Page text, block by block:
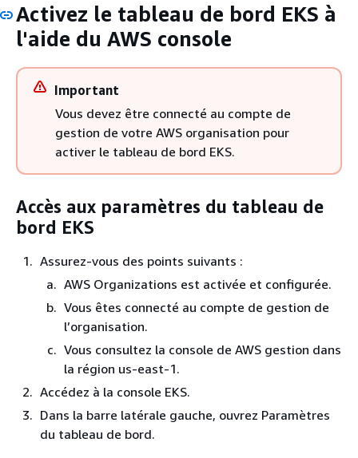
Activez le tableau de bord EKS à
l'aide du AWS console
Important
Vous devez être connecté au compte de
gestion de votre AWS organisation pour
activer le tableau de bord EKS.
Accès aux paramètres du tableau de
bord EKS
Assurez-vous des points suivants :
AWS Organizations est activée et configurée.
Vous êtes connecté au compte de gestion de
l’organisation.
Vous consultez la console de AWS gestion dans
la région us-east-1.
Accédez à la console EKS.
Dans la barre latérale gauche, ouvrez Paramètres
du tableau de bord.